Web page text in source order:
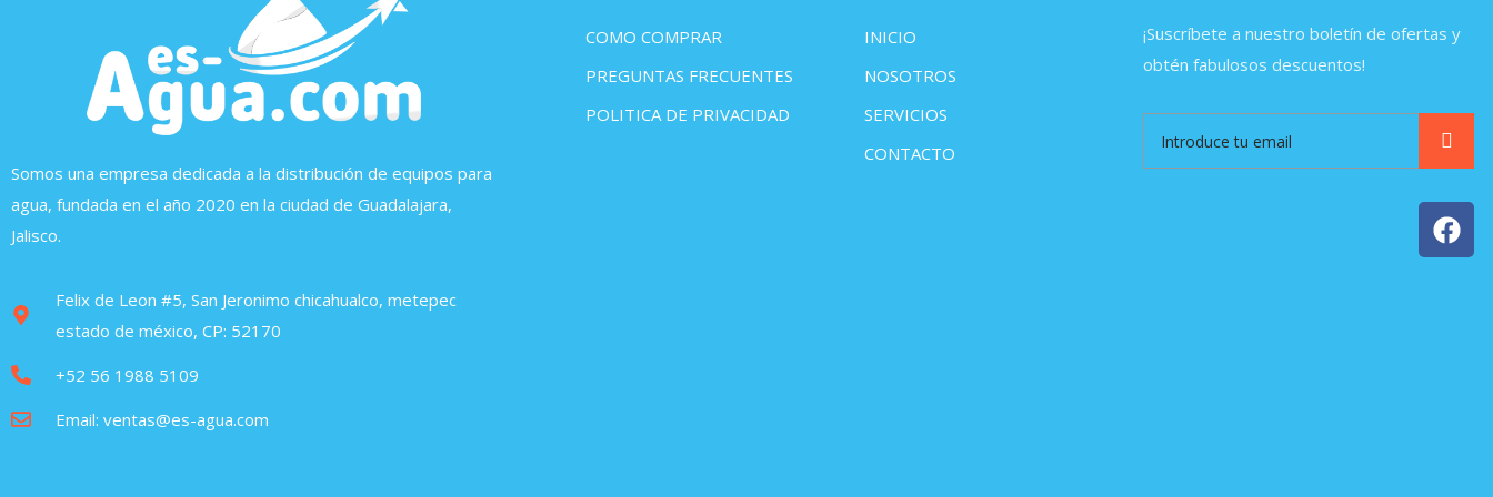
Somos una empresa dedicada a la distribución de equipos para
agua, fundada en el año 2020 en la ciudad de Guadalajara,
Jalisco.
Felix de Leon #5, San Jeronimo chicahualco, metepec
estado de méxico, CP: 52170
+52 56 1988 5109
Email: ventas@es-agua.com
COMO COMPRAR
PREGUNTAS FRECUENTES
POLITICA DE PRIVACIDAD
INICIO
NOSOTROS
SERVICIOS
CONTACTO
¡Suscríbete a nuestro boletín de ofertas y
obtén fabulosos descuentos!